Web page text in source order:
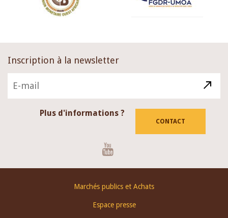
Inscription à la newsletter
Plus d'informations ?
CONTACT
Marchés publics et Achats
Espace presse